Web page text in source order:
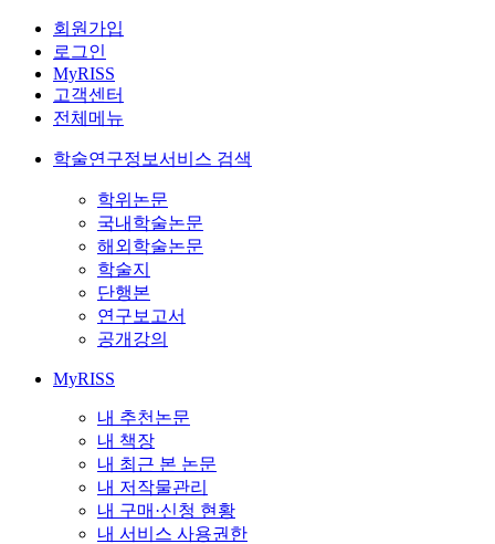
회원가입
로그인
MyRISS
고객센터
전체메뉴
학술연구정보서비스 검색
학위논문
국내학술논문
해외학술논문
학술지
단행본
연구보고서
공개강의
MyRISS
내 추천논문
내 책장
내 최근 본 논문
내 저작물관리
내 구매·신청 현황
내 서비스 사용권한